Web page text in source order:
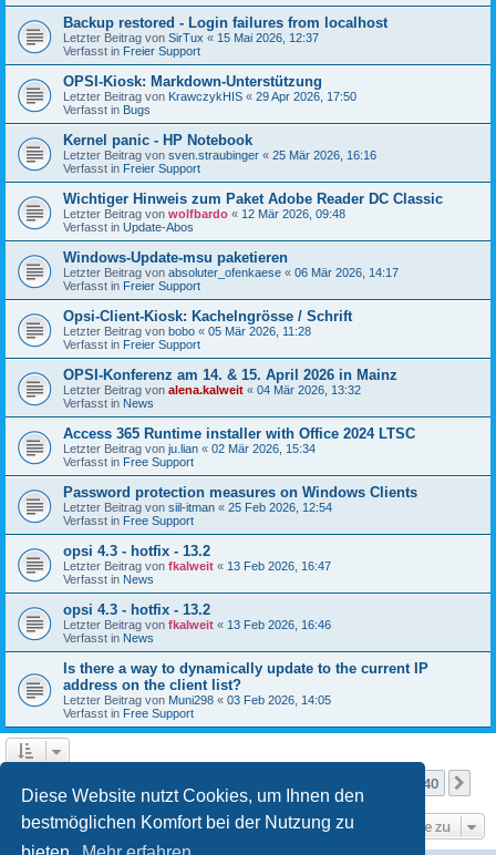
Diese Website nutzt Cookies, um Ihnen den
bestmöglichen Komfort bei der Nutzung zu
Backup restored - Login failures from localhost
Letzter Beitrag von SirTux « 15 Mai 2026, 12:37
Verfasst in Freier Support
OPSI-Kiosk: Markdown-Unterstützung
Letzter Beitrag von KrawczykHIS « 29 Apr 2026, 17:50
Verfasst in Bugs
Kernel panic - HP Notebook
Letzter Beitrag von sven.straubinger « 25 Mär 2026, 16:16
Verfasst in Freier Support
Wichtiger Hinweis zum Paket Adobe Reader DC Classic
Letzter Beitrag von wolfbardo « 12 Mär 2026, 09:48
Verfasst in Update-Abos
Windows-Update-msu paketieren
Letzter Beitrag von absoluter_ofenkaese « 06 Mär 2026, 14:17
Verfasst in Freier Support
Opsi-Client-Kiosk: Kachelngrösse / Schrift
Letzter Beitrag von bobo « 05 Mär 2026, 11:28
Verfasst in Freier Support
OPSI-Konferenz am 14. & 15. April 2026 in Mainz
Letzter Beitrag von alena.kalweit « 04 Mär 2026, 13:32
Verfasst in News
Access 365 Runtime installer with Office 2024 LTSC
Letzter Beitrag von ju.lian « 02 Mär 2026, 15:34
Verfasst in Free Support
Password protection measures on Windows Clients
Letzter Beitrag von siil-itman « 25 Feb 2026, 12:54
Verfasst in Free Support
opsi 4.3 - hotfix - 13.2
Letzter Beitrag von fkalweit « 13 Feb 2026, 16:47
Verfasst in News
opsi 4.3 - hotfix - 13.2
Letzter Beitrag von fkalweit « 13 Feb 2026, 16:46
Verfasst in News
Is there a way to dynamically update to the current IP
address on the client list?
Letzter Beitrag von Muni298 « 03 Feb 2026, 14:05
Verfasst in Free Support
40
Gehe zu